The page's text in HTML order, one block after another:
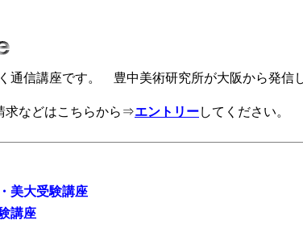
通信講座です。 豊中美術研究所が大阪から発信
求などはこちらから⇒エントリーしてください。
美大受験講座
講座